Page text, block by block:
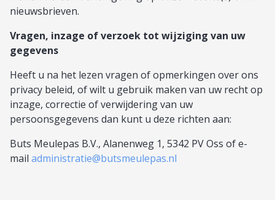
nieuwsbrieven.
Vragen, inzage of verzoek tot wijziging van uw
gegevens
Heeft u na het lezen vragen of opmerkingen over ons
privacy beleid, of wilt u gebruik maken van uw recht op
inzage, correctie of verwijdering van uw
persoonsgegevens dan kunt u deze richten aan:
Buts Meulepas B.V., Alanenweg 1, 5342 PV Oss of e-
mail administratie@butsmeulepas.nl